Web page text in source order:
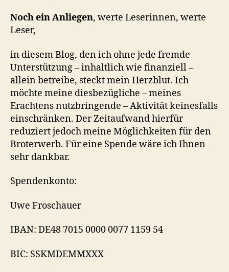
Noch ein Anliegen, werte Leserinnen, werte
Leser,
in diesem Blog, den ich ohne jede fremde
Unterstützung – inhaltlich wie finanziell –
allein betreibe, steckt mein Herzblut. Ich
möchte meine diesbezügliche – meines
Erachtens nutzbringende – Aktivität keinesfalls
einschränken. Der Zeitaufwand hierfür
reduziert jedoch meine Möglichkeiten für den
Broterwerb. Für eine Spende wäre ich Ihnen
sehr dankbar.
Spendenkonto:
Uwe Froschauer
IBAN: DE48 7015 0000 0077 1159 54
BIC: SSKMDEMMXXX